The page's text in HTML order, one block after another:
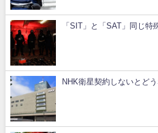
「SIT」と「SAT」同じ
NHK衛星契約しないとど